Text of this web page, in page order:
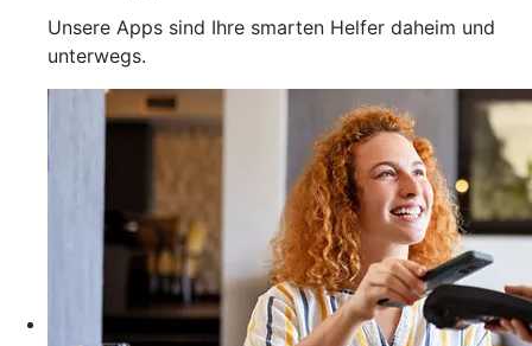
Unsere Apps sind Ihre smarten Helfer daheim und
unterwegs.